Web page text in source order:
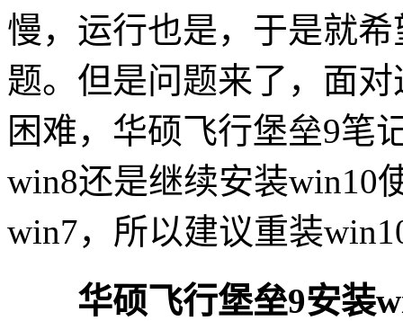
慢，运行也是，于是就
题。但是问题来了，面
困难，华硕飞行堡垒9笔
win8还是继续安装win10
win7，所以建议重装
华硕飞行堡垒9安装